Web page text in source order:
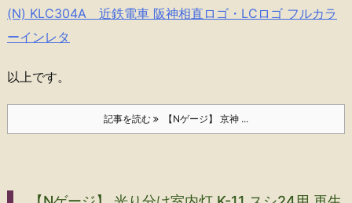
(N) KLC304A 近鉄電車 阪神相直ロゴ・LCロゴ フルカラ
ーインレタ
以上です。
記事を読む 【Nゲージ】 京神 ...